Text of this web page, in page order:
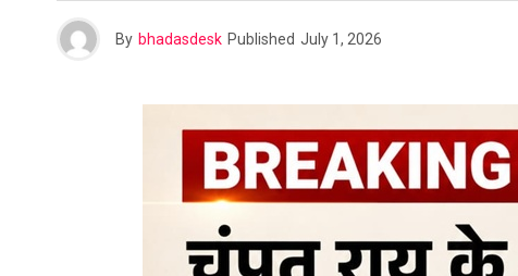
By bhadasdesk Published July 1, 2026